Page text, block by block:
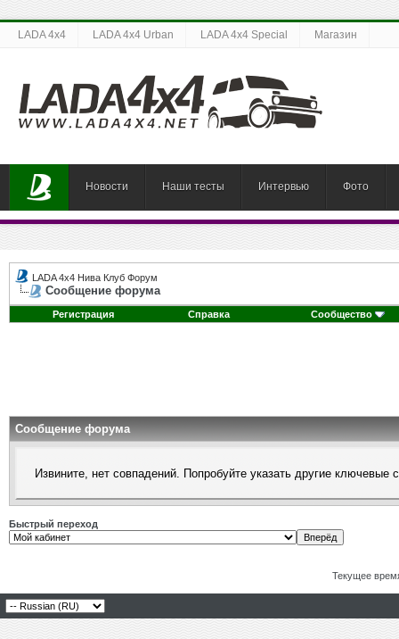
LADA 4x4 LADA 4x4 Urban LADA 4x4 Special Магазин
Новости Наши тесты Интервью Фото
LADA 4x4 Нива Клуб Форум
Сообщение форума
Регистрация Справка Сообщество
Сообщение форума
Извините, нет совпадений. Попробуйте указать другие ключевые
Быстрый переход
Текущее